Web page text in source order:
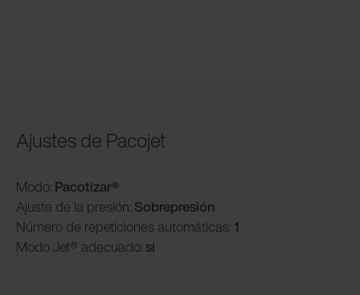
Ajustes de Pacojet
Modo: Pacotizar®
Ajuste de la presión: Sobrepresión
Número de repeticiones automáticas: 1
ModoJet® adecuado:sí